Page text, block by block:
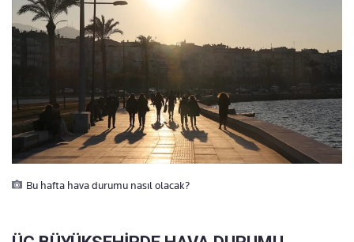
Bu hafta hava durumu nasıl olacak?